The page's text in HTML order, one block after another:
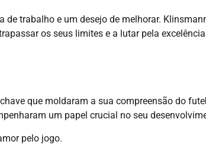
trabalho e um desejo de melhorar.
os seus limites e a lutar pela
que moldaram a sua compreensão do
um papel crucial no seu
pelo jogo.